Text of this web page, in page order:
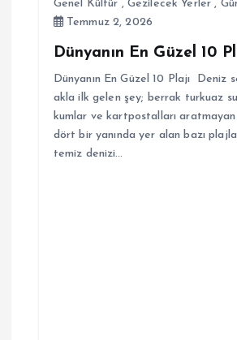
Genel Kültür , Gezilecek Yerler ,
Temmuz 2, 2026
Dünyanın En Güzel 10
Dünyanın En Güzel 10 Plajı Deniz
akla ilk gelen şey; berrak turkuaz
kumlar ve kartpostalları aratmayan
dört bir yanında yer alan bazı
temiz denizi…